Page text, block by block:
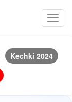
Kechki 2024